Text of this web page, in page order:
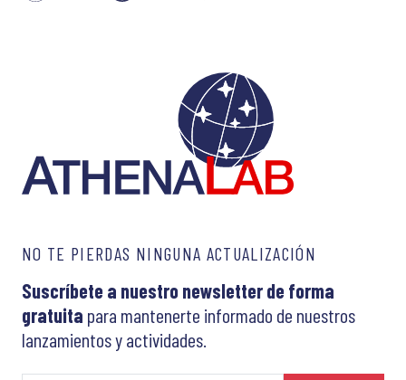
NO TE PIERDAS NINGUNA ACTUALIZACIÓN
Suscríbete a nuestro newsletter de forma
gratuita para mantenerte informado de nuestros
lanzamientos y actividades.